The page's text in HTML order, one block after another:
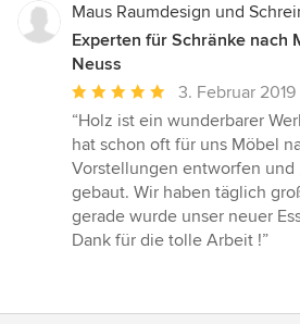
Maus Raumdesign und
Experten für Schränke nach
Neuss
Durchschnittliche
Bewertung:
5
von
5
Sternen
3. Februar 2019
“Holz ist ein wunderbarer
hat schon oft für uns Möbel
Vorstellungen entworfen und
gebaut. Wir haben täglich
gerade wurde unser neuer
Dank für die tolle Arbeit !”